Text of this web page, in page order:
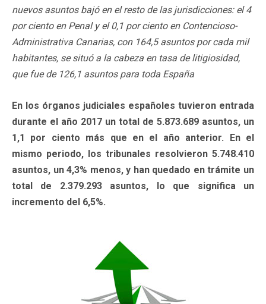
nuevos asuntos bajó en el resto de las jurisdicciones: el 4
por ciento en Penal y el 0,1 por ciento en Contencioso-
Administrativa Canarias, con 164,5 asuntos por cada mil
habitantes, se situó a la cabeza en tasa de litigiosidad,
que fue de 126,1 asuntos para toda España
En los órganos judiciales españoles tuvieron entrada
durante el año 2017 un total de 5.873.689 asuntos, un
1,1 por ciento más que en el año anterior. En el
mismo periodo, los tribunales resolvieron 5.748.410
asuntos, un 4,3% menos, y han quedado en trámite un
total de 2.379.293 asuntos, lo que significa un
incremento del 6,5%.